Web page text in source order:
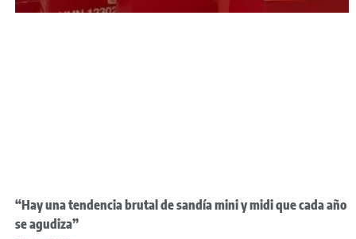
“Hay una tendencia brutal de sandía mini y midi que cada año
se agudiza”